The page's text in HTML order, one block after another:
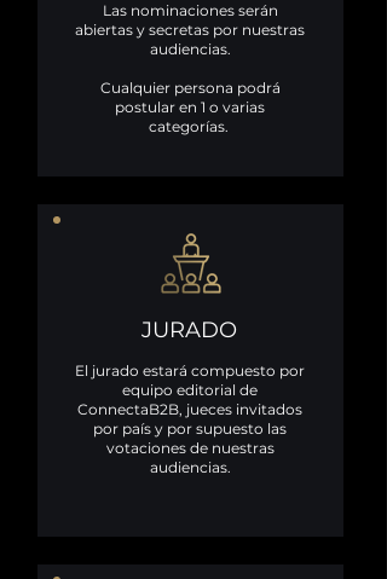
Las nominaciones serán
abiertas y secretas por nuestras
audiencias.
Cualquier persona podrá
postular en 1 o varias
categorías.
JURADO
El jurado estará compuesto por
equipo editorial de
ConnectaB2B, jueces invitados
por país y por supuesto las
votaciones de nuestras
audiencias.